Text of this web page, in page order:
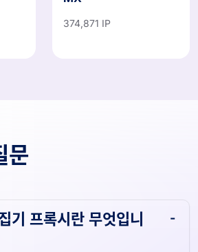
374,871 IP
문
기 ​​프록시란 무엇입니